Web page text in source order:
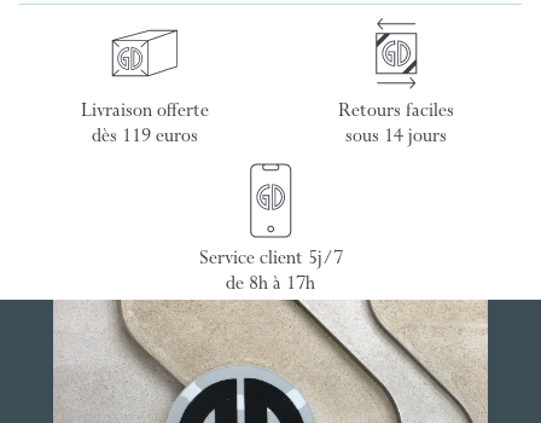
Livraison offerte
dès 119 euros
Retours faciles
sous 14 jours
Service client 5j/7
de 8h à 17h